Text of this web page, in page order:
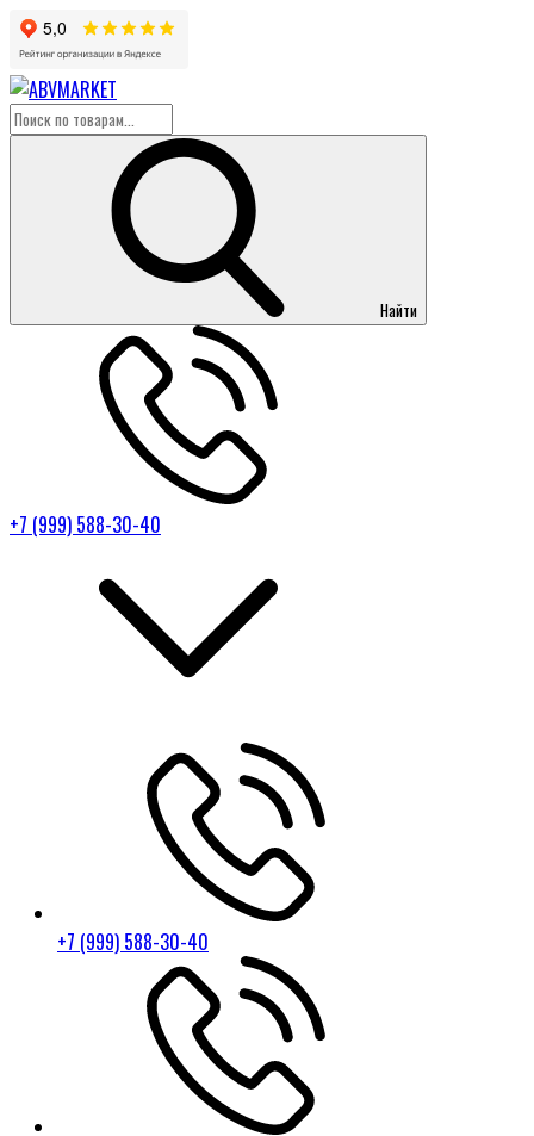
Найти
+7 (999) 588-30-40
+7 (999) 588-30-40